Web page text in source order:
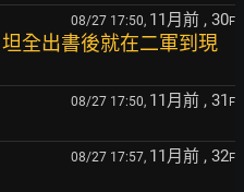
08/27 17:50, 11月前 , 30F
全出書後就在二軍到現
08/27 17:50, 11月前 , 31 F
08/27 17:57, 11月前 , 32F